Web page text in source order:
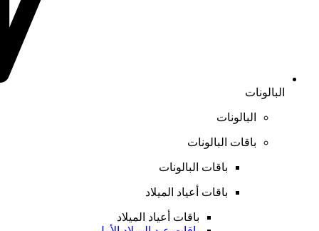
البالونات
البالونات
باقات البالونات
باقات البالونات
باقات أعياد الميلاد
باقات أعياد الميلاد